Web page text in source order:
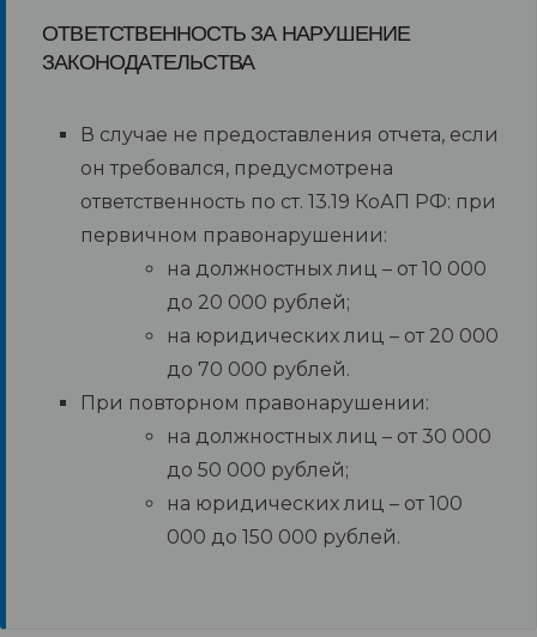
ОТВЕТСТВЕННОСТЬ ЗА НАРУШЕНИЕ
ЗАКОНОДАТЕЛЬСТВА
В случае не предоставления отчета, если
он требовался, предусмотрена
ответственность по ст. 13.19 КоАП РФ: при
первичном правонарушении:
на должностных лиц – от 10 000
до 20 000 рублей;
на юридических лиц – от 20 000
до 70 000 рублей.
При повторном правонарушении:
на должностных лиц – от 30 000
до 50 000 рублей;
на юридических лиц – от 100
000 до 150 000 рублей.